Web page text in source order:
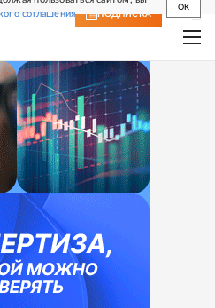
соглашения
OK
ПОДПИСКА